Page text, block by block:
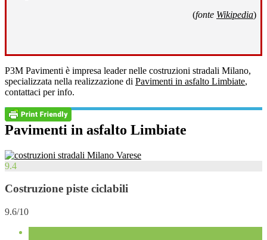
(fonte Wikipedia)
P3M Pavimenti è impresa leader nelle costruzioni stradali Milano,
specializzata nella realizzazione di Pavimenti in asfalto Limbiate,
contattaci per info.
Pavimenti in asfalto Limbiate
9.4
Costruzione piste ciclabili
9.6/10